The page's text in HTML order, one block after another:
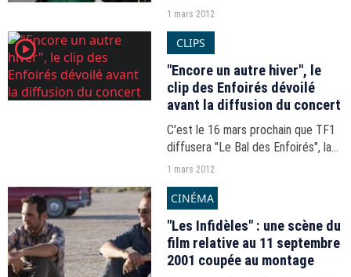
Vérité si je mens 3" du 22 au 28
et aux Oscars, "The Artist" a vu sa
fréquentation...
1 mars 2012
player2 CLIPS
"Encore un autre hiver", le
clip des Enfoirés dévoilé
avant la diffusion du concert
C'est le 16 mars prochain que TF1
diffusera "Le Bal des Enfoirés", la
22e série de concerts de la troupe
le clip du premier single, "Encore un
autre...
1 mars 2012
CINÉMA
"Les Infidèles" : une scène du
film relative au 11 septembre
2001 coupée au montage